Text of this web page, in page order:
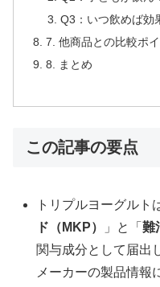
Q3：いつ飲めば効
7. 他商品との比較ポ
8. まとめ
この記事の要点
トリプルヨーグルト
ド（MKP）
」と「難
関与成分として届出
メーカーの製品情報